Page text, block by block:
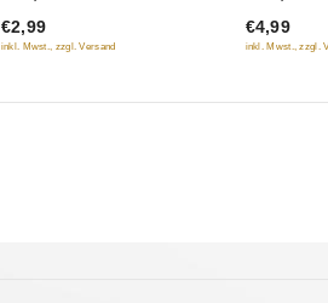
5
€2,99
inkl. Mwst., zzgl. Versand
5
€4,99
inkl. Mwst., zzgl.